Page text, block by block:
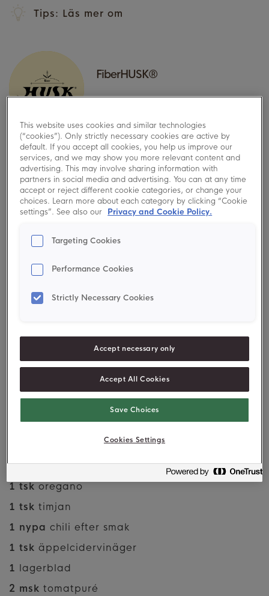
Tips: Läs mer om
FiberHUSK®
LÄS MER
Ingredienser
Två stora pizzor
200 g kikärtsmjöl
vatten
½ dlolivolja
450 gfärska tomater
1stor vitlök
1 tsk oregano
1 tsk timjan
1 nypa chili efter smak
1 tsk äppelcidervinäger
1 lagerblad
2 msk tomatpuré
This website uses cookies and similar technologies
(“cookies”). Only strictly necessary cookies are active by
default. If you accept all cookies, you help us improve our
services, and we may show you more relevant content and
advertising. This may involve sharing information with
partners in social media and advertising. You can at any time
accept or reject different cookie categories, or change your
choices. Learn more about each category by clicking “Cookie
settings”. See also our
Privacy and Cookie Policy.
Targeting Cookies
Performance Cookies
Strictly Necessary Cookies
Accept necessary only
Accept All Cookies
Save Choices
Cookies Settings